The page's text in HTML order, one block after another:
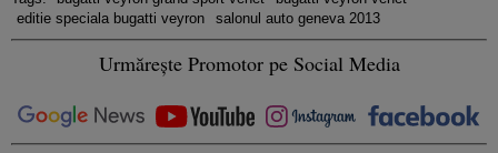
editie speciala bugatti veyron
salonul auto geneva 2013
Urmărește Promotor pe Social Media